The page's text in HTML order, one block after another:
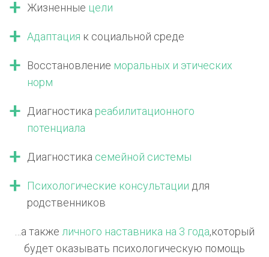
Жизненные цели
Адаптация к социальной среде
Восстановление моральных и этических
норм
Диагностика реабилитационного
потенциала
Диагностика семейной системы
Психологические консультации для
родственников
…а также личного наставника на 3 года,который
будет оказывать психологическую помощь